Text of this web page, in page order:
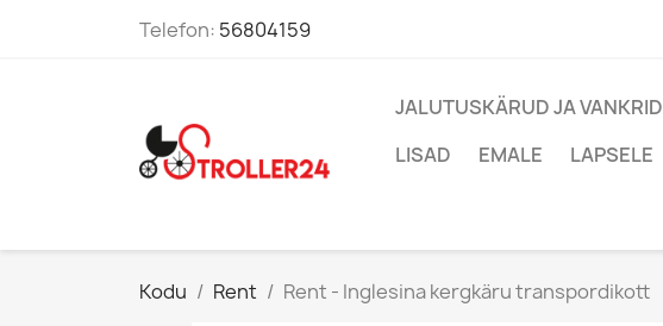
Telefon: 56804159
JALUTUSKÄRUD JA VANKRID
LISAD
EMALE LAPSELE
Kodu Rent Rent - Inglesina kergkäru transpordikott